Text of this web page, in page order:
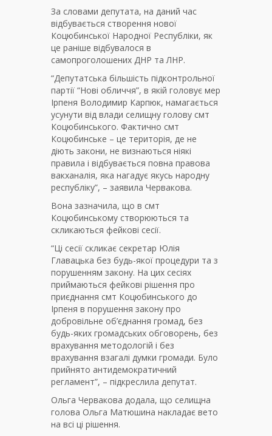
За словами депутата, на даний час
відбувається створення нової
Коцюбинської Народної Республіки, як
це раніше відбувалося в
самопроголошених ДНР та ЛНР.
“Депутатська більшість підконтрольної
партії “Нові обличчя”, в якій головує мер
Ірпеня Володимир Карпюк, намагається
усунути від влади селищну голову смт
Коцюбинського. Фактично смт
Коцюбинське – це територія, де не
діють закони, не визнаються ніякі
правила і відбувається повна правова
вакханалія, яка нагадує якусь народну
республіку”, – заявила Червакова.
Вона зазначила, що в смт
Коцюбинському створюються та
скликаються фейкові сесії.
“Ці сесії скликає секретар Юлія
Главацька без будь-якої процедури та з
порушенням закону. На цих сесіях
приймаються фейкові рішення про
приєднання смт Коцюбинського до
Ірпеня в порушення закону про
добровільне об’єднання громад, без
будь-яких громадських обговорень, без
врахування методологій і без
врахування взагалі думки громади. Було
прийнято антидемократичний
регламент”, – підкреслила депутат.
Ольга Червакова додала, що селищна
голова Ольга Матюшина накладає вето
на всі ці рішення.